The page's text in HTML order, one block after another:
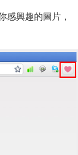
感興趣的圖片，